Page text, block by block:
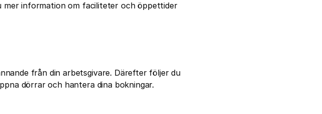
mer information om faciliteter och öppettider
från din arbetsgivare. Därefter följer du
dörrar och hantera dina bokningar.